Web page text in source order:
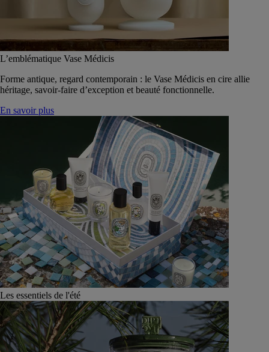
L’emblématique Vase Médicis
Forme antique, regard contemporain : le Vase Médicis en cire allie
héritage, savoir-faire d’exception et beauté fonctionnelle.
En savoir plus
Les essentiels de l'été